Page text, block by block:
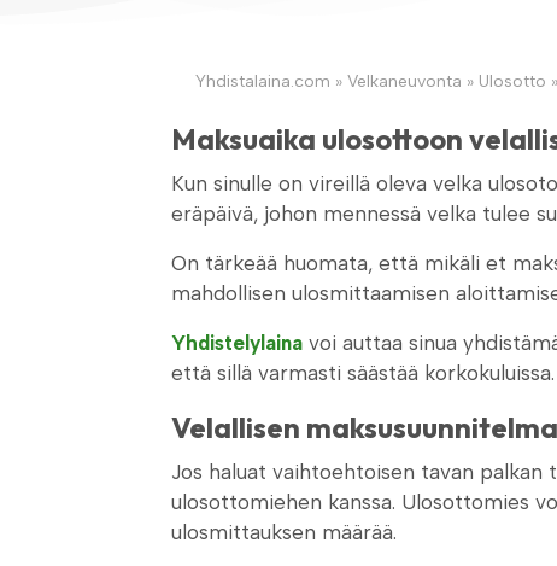
Yhdistalaina.com » Velkaneuvonta » Ulosotto »
Maksuaika ulosottoon
Kun sinulle on vireillä oleva velka
eräpäivä, johon mennessä velka tulee
On tärkeää huomata, että mikäli et
mahdollisen ulosmittaamisen
Yhdistelylaina voi auttaa sinua
että sillä varmasti säästää korkokuluissa.
Velallisen
Jos haluat vaihtoehtoisen tavan
ulosottomiehen kanssa. Ulosottomies
ulosmittauksen määrää.